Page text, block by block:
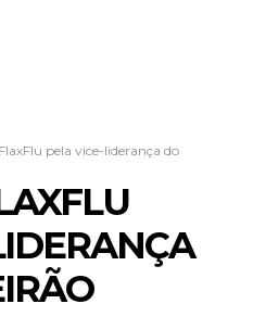
pela vice-liderança do